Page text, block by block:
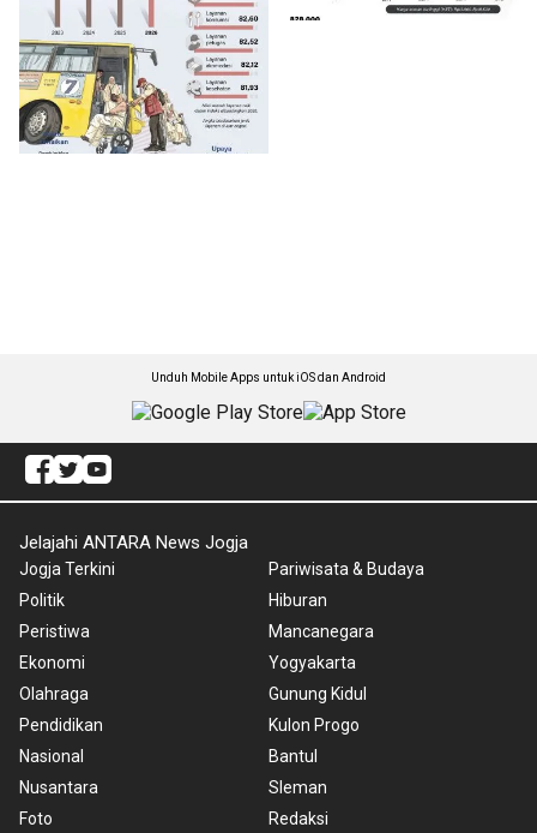
Unduh Mobile Apps untuk iOS dan Android
Jelajahi ANTARA News Jogja
Jogja Terkini
Politik
Peristiwa
Ekonomi
Olahraga
Pendidikan
Nasional
Nusantara
Foto
Pariwisata & Budaya
Hiburan
Mancanegara
Yogyakarta
Gunung Kidul
Kulon Progo
Bantul
Sleman
Redaksi